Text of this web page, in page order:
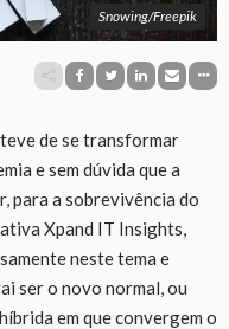
Snowing/Freepik
de se transformar
e sem dúvida que a
para a sobrevivência do
Xpand IT Insights,
neste tema e
ser o novo normal, ou
em que convergem o